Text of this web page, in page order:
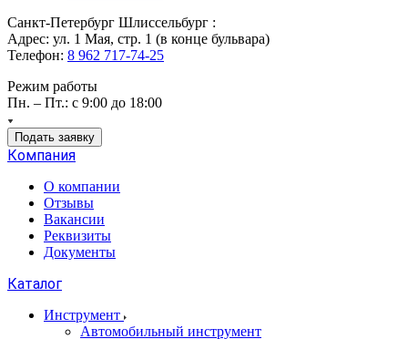
Санкт-Петербург Шлиссельбург :
Адрес: ул. 1 Мая, стр. 1 (в конце бульвара)
Телефон: 8 962 717-74-25
Режим работы
Пн. – Пт.: с 9:00 до 18:00
Подать заявку
Компания
О компании
Отзывы
Вакансии
Реквизиты
Документы
Каталог
Инструмент
Автомобильный инструмент